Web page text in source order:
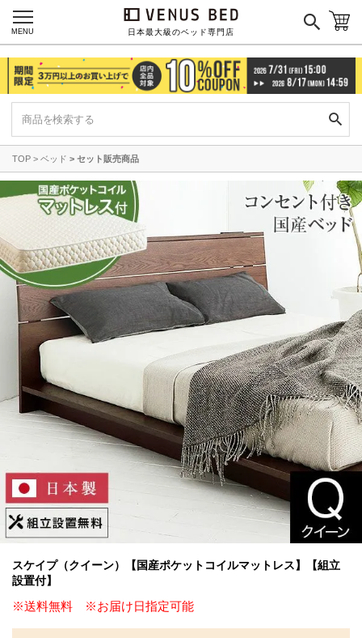
日本最大級のベッド専門店
MENU
TOP ベッド セット販売商品
スケイプ（クイーン）【国産ポケットコイルマットレス】【組立
設置付】
※送料無料 ※お届け日指定可能